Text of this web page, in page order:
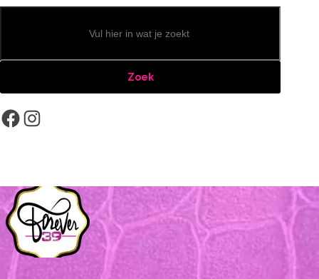
Zoeken
Zoek
Facebook
Instagram